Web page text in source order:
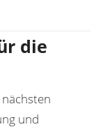
die
und